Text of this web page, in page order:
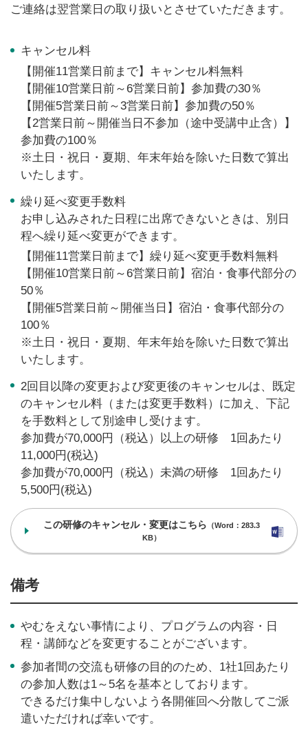
ご連絡は翌営業日の取り扱いとさせていただきます。
キャンセル料
【開催11営業日前まで】キャンセル料無料
【開催10営業日前～6営業日前】参加費の30％
【開催5営業日前～3営業日前】参加費の50％
【2営業日前～開催当日不参加（途中受講中止含）】
参加費の100％
※土日・祝日・夏期、年末年始を除いた日数で算出
いたします。
繰り延べ変更手数料
お申し込みされた日程に出席できないときは、別日
程へ繰り延べ変更ができます。
【開催11営業日前まで】繰り延べ変更手数料無料
【開催10営業日前～6営業日前】宿泊・食事代部分の
50％
【開催5営業日前～開催当日】宿泊・食事代部分の
100％
※土日・祝日・夏期、年末年始を除いた日数で算出
いたします。
2回目以降の変更および変更後のキャンセルは、既定
のキャンセル料（または変更手数料）に加え、下記
を手数料として別途申し受けます。
参加費が70,000円（税込）以上の研修 1回あたり
11,000円(税込)
参加費が70,000円（税込）未満の研修 1回あたり
5,500円(税込)
この研修のキャンセル・変更はこちら （Word：283.3
KB）
備考
やむをえない事情により、プログラムの内容・日
程・講師などを変更することがございます。
参加者間の交流も研修の目的のため、1社1回あたり
の参加人数は1～5名を基本としております。
できるだけ集中しないよう各開催回へ分散してご派
遣いただければ幸いです。